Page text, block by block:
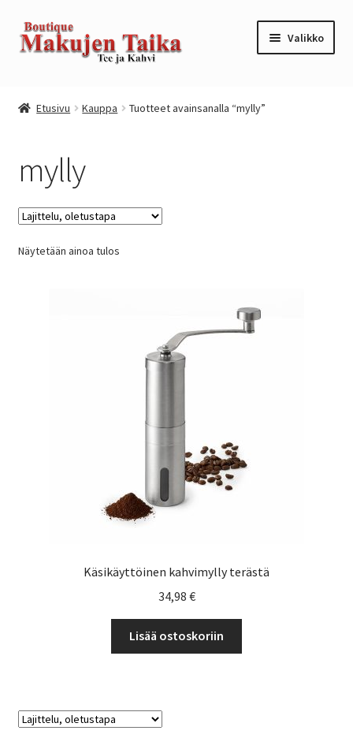
Siirry
navigointiin
Siirry
sisältöön
Valikko
Kassa
Kauppa
Oma tili
Etusivu Kauppa Tuotteet avainsanalla “mylly”
mylly
Näytetään ainoa tulos
Käsikäyttöinen kahvimylly terästä
34,98 €
Lisää ostoskoriin